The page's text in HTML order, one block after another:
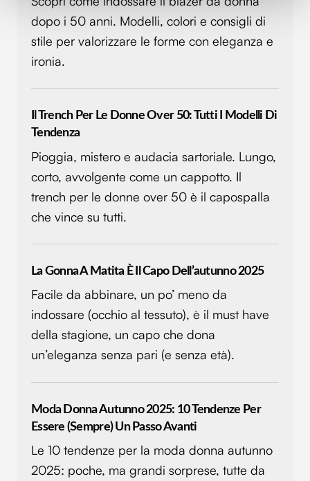
Approfondisci come vengono elaborati i tuoi dati personali
e imposta le tue preferenze nella
sezione dettagli
modificare o ritirare il tuo consenso in qualsiasi momento
dalla Dichiarazione sui cookie.
annunci, per fornire funzionalità dei social media e per
analizzare il nostro traffico. Condividiamo inoltre
informazioni sul modo in cui utilizzi il nostro sito con i
nostri partner che si occupano di analisi dei dati web,
pubblicità e social media, i quali potrebbero combinarle
con altre informazioni che hai fornito loro o che hanno
raccolto dal tuo utilizzo dei loro servizi.
dopo i 50 anni. Modelli, colori e consigli di
stile per valorizzare le forme con eleganza e
ironia.
Il Trench Per Le Donne Over 50: Tutti I Modelli Di
Tendenza
Pioggia, mistero e audacia sartoriale. Lungo,
corto, avvolgente come un cappotto. Il
trench per le donne over 50 è il capospalla
che vince su tutti.
La Gonna A Matita È Il Capo Dell’autunno 2025
Facile da abbinare, un po’ meno da
indossare (occhio al tessuto), è il must have
della stagione, un capo che dona
un’eleganza senza pari (e senza età).
Moda Donna Autunno 2025: 10 Tendenze Per
Essere (sempre) Un Passo Avanti
Le 10 tendenze per la moda donna autunno
2025: poche, ma grandi sorprese, tutte da